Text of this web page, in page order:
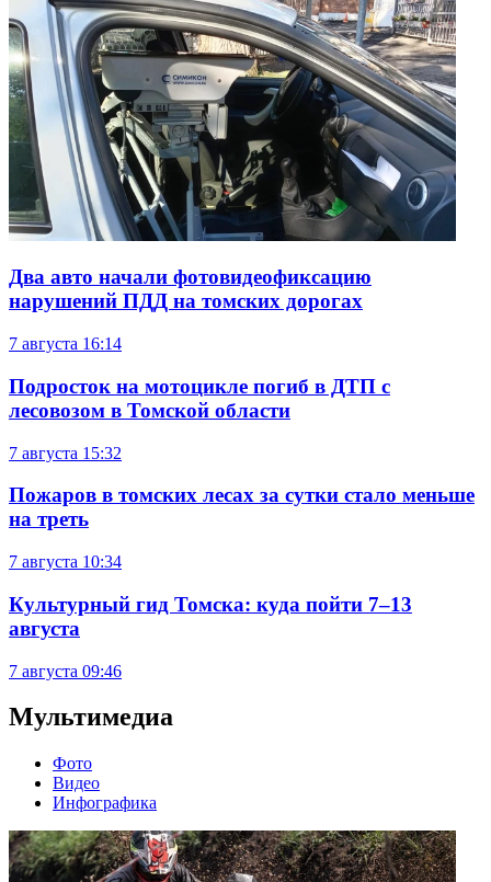
Два авто начали фотовидеофиксацию
нарушений ПДД на томских дорогах
7 августа 16:14
Подросток на мотоцикле погиб в ДТП с
лесовозом в Томской области
7 августа 15:32
Пожаров в томских лесах за сутки стало меньше
на треть
7 августа 10:34
Культурный гид Томска: куда пойти 7–13
августа
7 августа 09:46
Мультимедиа
Фото
Видео
Инфографика